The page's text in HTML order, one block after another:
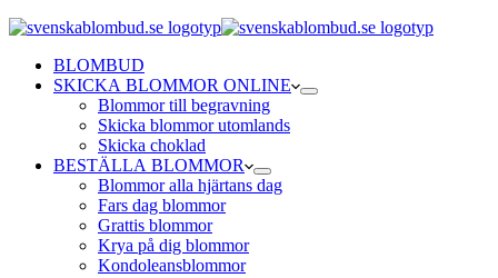
BLOMBUD
SKICKA BLOMMOR ONLINE
Blommor till begravning
Skicka blommor utomlands
Skicka choklad
BESTÄLLA BLOMMOR
Blommor alla hjärtans dag
Fars dag blommor
Grattis blommor
Krya på dig blommor
Kondoleansblommor